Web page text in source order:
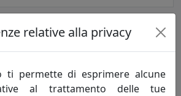
relative alla privacy
ti permette di esprimere alcune
al trattamento delle tue